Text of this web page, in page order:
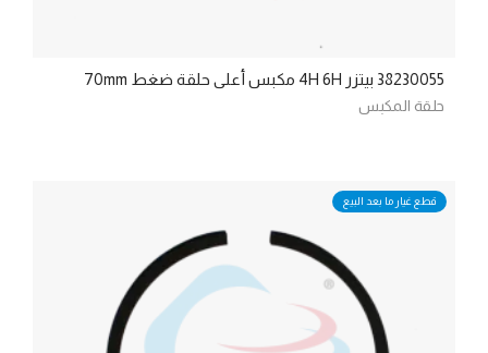
38230055 بيتزر 4H 6H مكبس أعلى حلقة ضغط 70mm
حلقة المكبس
قطع غيار ما بعد البيع